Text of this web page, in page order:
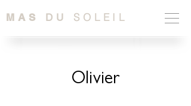
MAS DU SOLEIL
Olivier